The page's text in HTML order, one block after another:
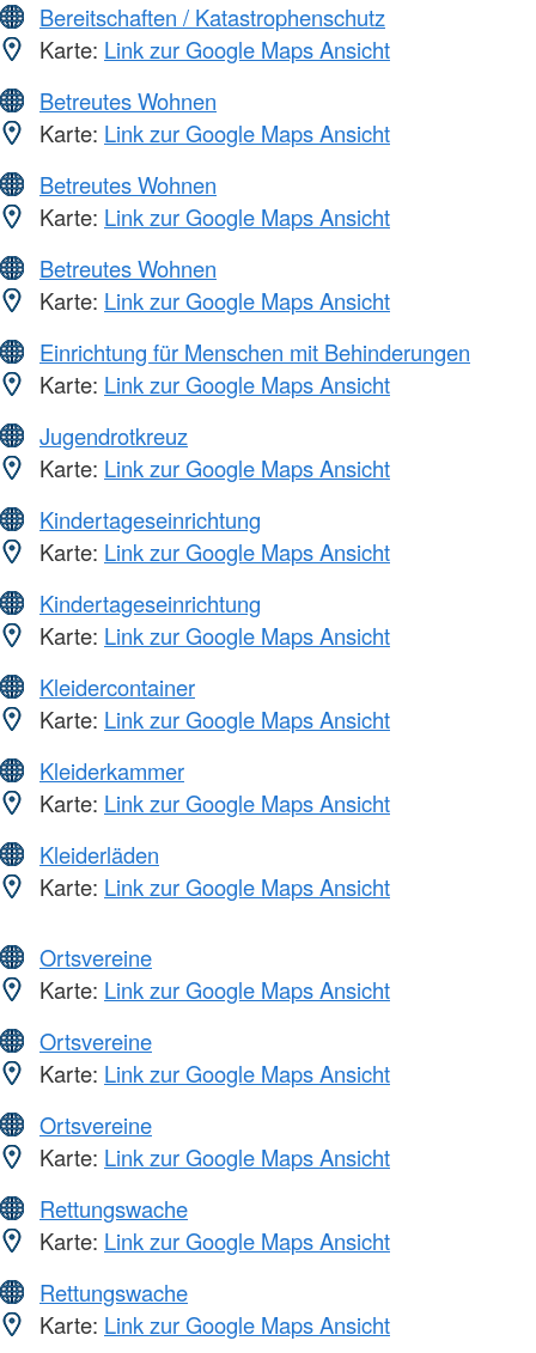
Bereitschaften / Katastrophenschutz
Karte: Link zur Google Maps Ansicht
Betreutes Wohnen
Karte: Link zur Google Maps Ansicht
Betreutes Wohnen
Karte: Link zur Google Maps Ansicht
Betreutes Wohnen
Karte: Link zur Google Maps Ansicht
Einrichtung für Menschen mit Behinderungen
Karte: Link zur Google Maps Ansicht
Jugendrotkreuz
Karte: Link zur Google Maps Ansicht
Kindertageseinrichtung
Karte: Link zur Google Maps Ansicht
Kindertageseinrichtung
Karte: Link zur Google Maps Ansicht
Kleidercontainer
Karte: Link zur Google Maps Ansicht
Kleiderkammer
Karte: Link zur Google Maps Ansicht
Kleiderläden
Karte: Link zur Google Maps Ansicht
Ortsvereine
Karte: Link zur Google Maps Ansicht
Ortsvereine
Karte: Link zur Google Maps Ansicht
Ortsvereine
Karte: Link zur Google Maps Ansicht
Rettungswache
Karte: Link zur Google Maps Ansicht
Rettungswache
Karte: Link zur Google Maps Ansicht